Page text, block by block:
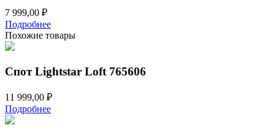
7 999,00 ₽
Подробнее
Похожие товары
Спот Lightstar Loft 765606
11 999,00 ₽
Подробнее